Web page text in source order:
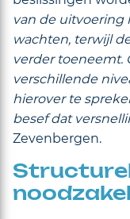
van de uitvoering
wachten, terwijl
verder toeneemt.
verschillende
hierover te
besef dat
Zevenbergen.